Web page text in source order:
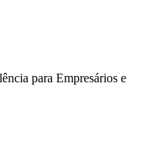
para Empresários e